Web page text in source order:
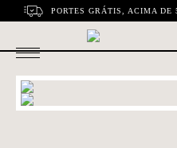
PORTES GRÁTIS, ACIMA DE